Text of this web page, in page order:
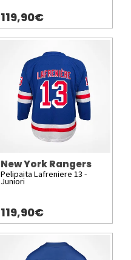
119,90€
New York Rangers
Pelipaita Lafreniere 13 -
Juniori
119,90€